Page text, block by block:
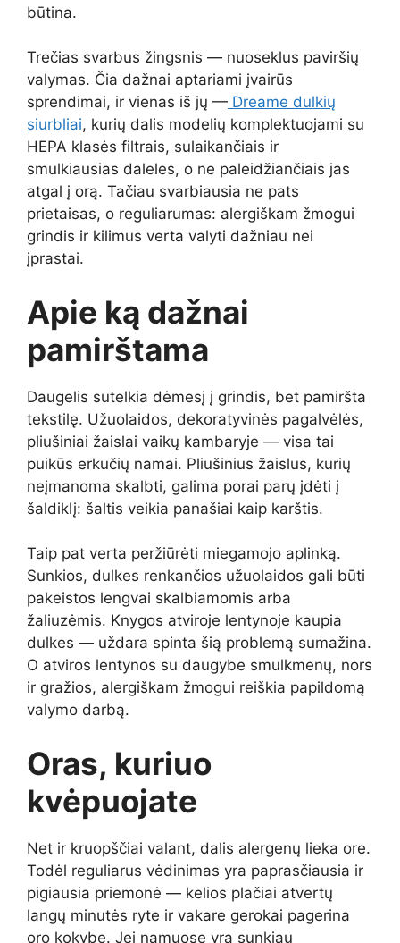
būtina.
Trečias svarbus žingsnis — nuoseklus paviršių
valymas. Čia dažnai aptariami įvairūs
sprendimai, ir vienas iš jų — Dreame dulkių
siurbliai, kurių dalis modelių komplektuojami su
HEPA klasės filtrais, sulaikančiais ir
smulkiausias daleles, o ne paleidžiančiais jas
atgal į orą. Tačiau svarbiausia ne pats
prietaisas, o reguliarumas: alergiškam žmogui
grindis ir kilimus verta valyti dažniau nei
įprastai.
Apie ką dažnai
pamirštama
Daugelis sutelkia dėmesį į grindis, bet pamiršta
tekstilę. Užuolaidos, dekoratyvinės pagalvėlės,
pliušiniai žaislai vaikų kambaryje — visa tai
puikūs erkučių namai. Pliušinius žaislus, kurių
neįmanoma skalbti, galima porai parų įdėti į
šaldiklį: šaltis veikia panašiai kaip karštis.
Taip pat verta peržiūrėti miegamojo aplinką.
Sunkios, dulkes renkančios užuolaidos gali būti
pakeistos lengvai skalbiamomis arba
žaliuzėmis. Knygos atviroje lentynoje kaupia
dulkes — uždara spinta šią problemą sumažina.
O atviros lentynos su daugybe smulkmenų, nors
ir gražios, alergiškam žmogui reiškia papildomą
valymo darbą.
Oras, kuriuo
kvėpuojate
Net ir kruopščiai valant, dalis alergenų lieka ore.
Todėl reguliarus vėdinimas yra paprasčiausia ir
pigiausia priemonė — kelios plačiai atvertų
langų minutės ryte ir vakare gerokai pagerina
oro kokybę. Jei namuose yra sunkiau